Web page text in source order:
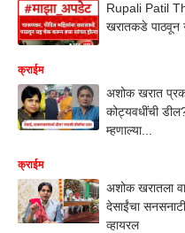
Rupali Patil
खरातकडे पाठवून
क्राईम
अशोक खरात
कोट्यवधींची
म्हणाल्या...
क्राईम
अशोक खरातला
देसाईंचा
व्हायरल